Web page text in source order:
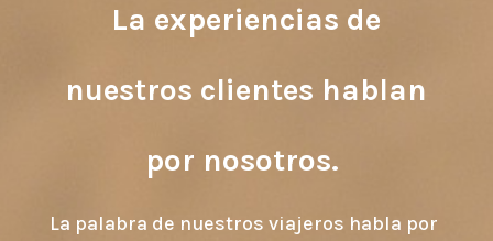
La experiencias de
nuestros clientes hablan
por nosotros.
La palabra de nuestros viajeros habla por